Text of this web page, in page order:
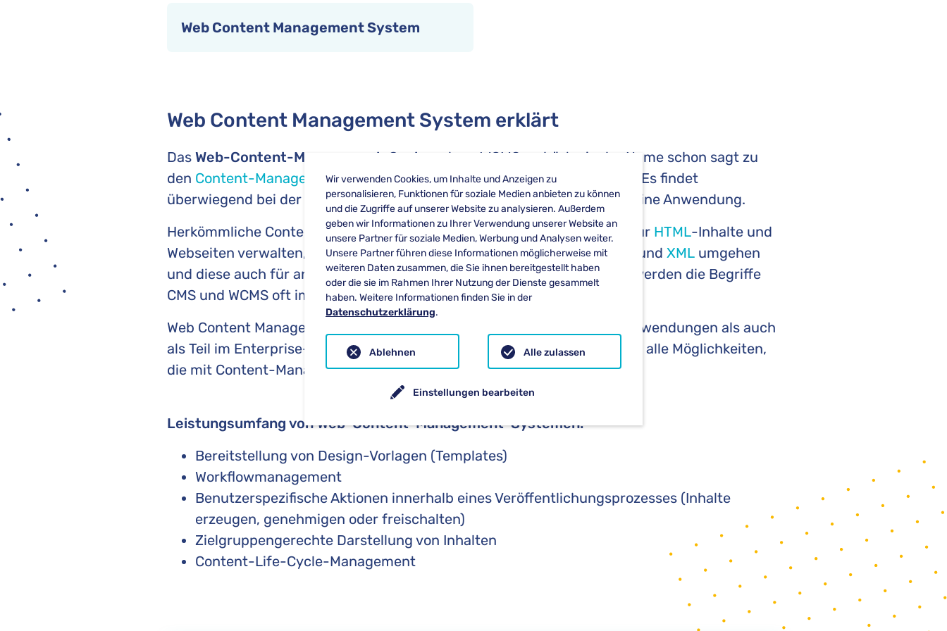
Web Content Management System
Web Content Management System erklärt
DasWeb-Content-Management-System
, kurz WCMS, gehört wie der Name schon sagt zu
den Content-Management-Systemenund ist ein CMS für Webangebote. Es findet
überwiegend bei der Generierung von Inhalten in Form von Webseiten seine Anwendung.
Herkömmliche Content-Management-Systeme können dagegen nicht nur HTML-Inhalte und
Webseiten verwalten, sondern auch mit anderen Formaten wie z.B. PDF undXML umgehen
und diese auch für andere Medien ausgeben. Missverständlicher Weise werden die Begriffe
CMS und WCMS oft im gleichen Kontext verwendet.
Web Content Management Systeme können sowohl als eigenständige Anwendungen als auch
als Teil im Enterprise-Content-Management betrachtet werden, welches alle Möglichkeiten,
die mit Content-Management zu tun haben, integriert.
Leistungsumfang von Web-Content-Management-Systemen:
Bereitstellung von Design-Vorlagen (Templates)
Workflowmanagement
Benutzerspezifische Aktionen innerhalb eines Veröffentlichungsprozesses (Inhalte
erzeugen, genehmigen oder freischalten)
Zielgruppengerechte Darstellung von Inhalten
Content-Life-Cycle-Management
Wir verwenden Cookies, um Inhalte und Anzeigen zu
personalisieren, Funktionen für soziale Medien anbieten zu können
und die Zugriffe auf unserer Website zu analysieren. Außerdem
geben wir Informationen zu Ihrer Verwendung unserer Website an
unsere Partner für soziale Medien, Werbung und Analysen weiter.
Unsere Partner führen diese Informationen möglicherweise mit
weiteren Daten zusammen, die Sie ihnen bereitgestellt haben
oder die sie im Rahmen Ihrer Nutzung der Dienste gesammelt
haben. Weitere Informationen finden Sie in der
Datenschutzerklärung.
Einstellungen bearbeiten
Ablehnen Alle zulassen